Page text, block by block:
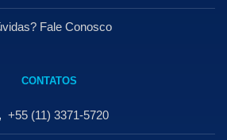
Fale Conosco
CONTATOS
+55 (11) 3371-5720